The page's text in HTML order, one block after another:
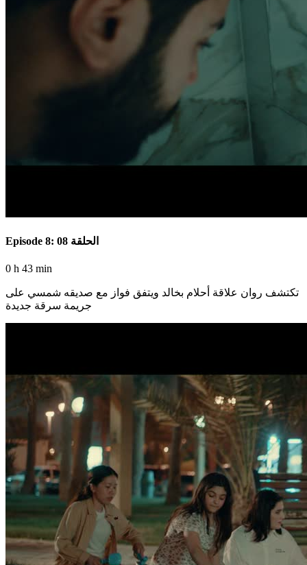
Episode 8: الحلقة 08
0 h 43 min
تكتشف روان علاقة أحلام بخالد ويتفق فواز مع صديقه شمسي على
جريمة سرقة جديدة